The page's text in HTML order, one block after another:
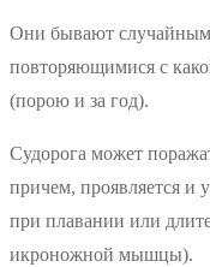
Они бывают
повторяющимися с
(порою и за год).
Судорога может
причем, проявляется и
при плавании или
икроножной мышцы).